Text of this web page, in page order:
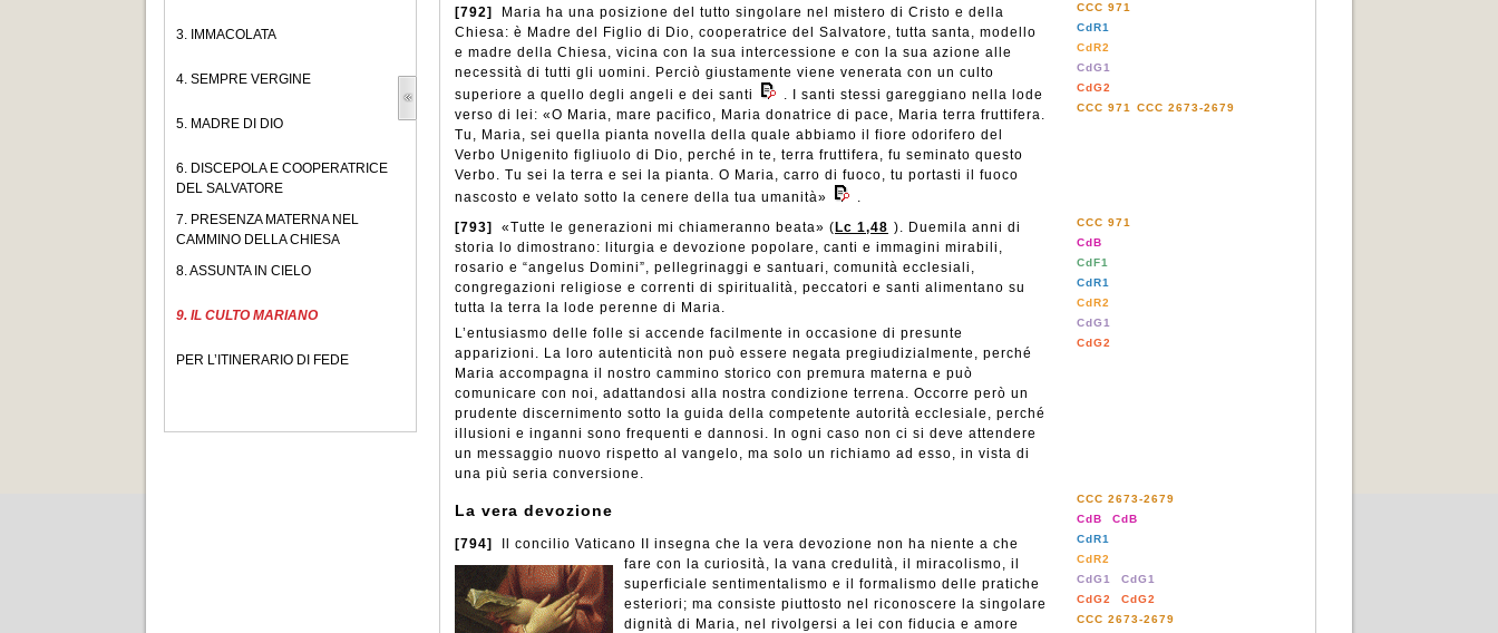
3. IMMACOLATA
4. SEMPRE VERGINE
5. MADRE DI DIO
6. DISCEPOLA E COOPERATRICE
DEL SALVATORE
7. PRESENZA MATERNA NEL
CAMMINO DELLA CHIESA
8. ASSUNTA IN CIELO
9. IL CULTO MARIANO
PER L’ITINERARIO DI FEDE
[792]
Maria ha una posizione del tutto singolare nel mistero di Cristo e della
Chiesa: è Madre del Figlio di Dio, cooperatrice del Salvatore, tutta santa, modello
e madre della Chiesa, vicina con la sua intercessione e con la sua azione alle
necessità di tutti gli uomini. Perciò giustamente viene venerata con un culto
superiore a quello degli angeli e dei santi
. I santi stessi gareggiano nella lode
verso di lei: «O Maria, mare pacifico, Maria donatrice di pace, Maria terra fruttifera.
Tu, Maria, sei quella pianta novella della quale abbiamo il fiore odorifero del
Verbo Unigenito figliuolo di Dio, perché in te, terra fruttifera, fu seminato questo
Verbo. Tu sei la terra e sei la pianta. O Maria, carro di fuoco, tu portasti il fuoco
nascosto e velato sotto la cenere della tua umanità»
.
CCC 971
CdR1
CdR2
CdG1
CdG2
CCC 971
CCC 2673-2679
[793] «Tutte le generazioni mi chiameranno beata» ( Lc 1,48 ). Duemila anni di
storia lo dimostrano: liturgia e devozione popolare, canti e immagini mirabili,
rosario e “angelus Domini”, pellegrinaggi e santuari, comunità ecclesiali,
congregazioni religiose e correnti di spiritualità, peccatori e santi alimentano su
tutta la terra la lode perenne di Maria.
L’entusiasmo delle folle si accende facilmente in occasione di presunte
apparizioni. La loro autenticità non può essere negata pregiudizialmente, perché
Maria accompagna il nostro cammino storico con premura materna e può
comunicare con noi, adattandosi alla nostra condizione terrena. Occorre però un
prudente discernimento sotto la guida della competente autorità ecclesiale, perché
illusioni e inganni sono frequenti e dannosi. In ogni caso non ci si deve attendere
un messaggio nuovo rispetto al vangelo, ma solo un richiamo ad esso, in vista di
una più seria conversione.
CCC 971
CdB
CdF1
CdR1
CdR2
CdG1
CdG2
La vera devozione
[794] Il concilio Vaticano II insegna che la vera devozione non ha niente a che
fare con la curiosità, la vana credulità, il miracolismo, il
superficiale sentimentalismo e il formalismo delle pratiche
esteriori; ma consiste piuttosto nel riconoscere la singolare
dignità di Maria, nel rivolgersi a lei con fiducia e amore
CCC 2673-2679
CdB
CdB
CdR1
CdR2
CdG1
CdG1
CdG2
CdG2
CCC 2673-2679